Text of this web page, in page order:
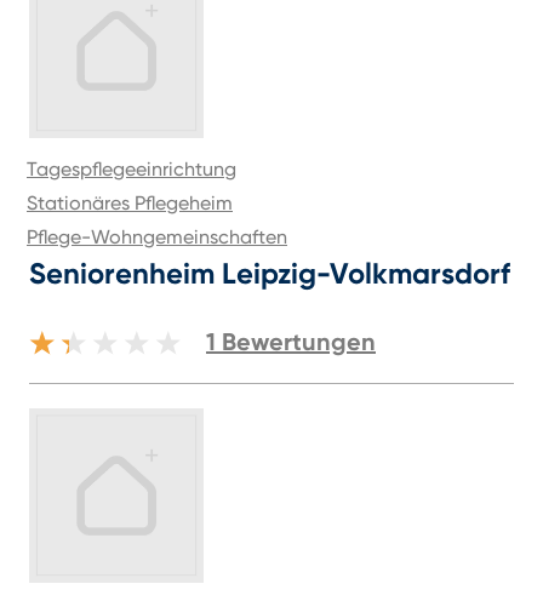
Tagespflegeeinrichtung
Stationäres Pflegeheim
Pflege-Wohngemeinschaften
Seniorenheim Leipzig-Volkmarsdorf
1 Bewertungen